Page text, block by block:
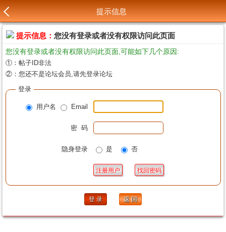
提示信息
提示信息： 您没有登录或者没有权限访问此页面
您没有登录或者没有权限访问此页面,可能如下几个原因:
①：帖子ID非法
②：您还不是论坛会员,请先登录论坛
登录
用户名 Email
密 码
隐身登录 是 否